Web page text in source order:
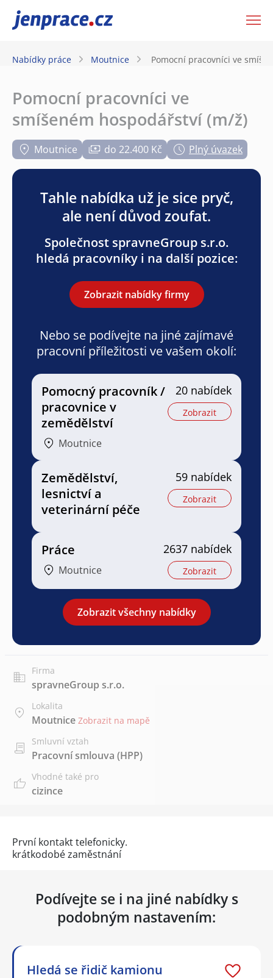
JenPráce.cz
Nabídky práce Moutnice Pomocní pracovníci ve
Pomocní pracovníci ve
smíšeném hospodářství (m/ž)
Moutnice do 22.400 Kč Plný úvazek
Tahle nabídka už je sice pryč,
ale není důvod zoufat.
Společnost spravneGroup s.r.o.
hledá pracovníky i na další pozice:
Zobrazit nabídky firmy
Nebo se podívejte na jiné zajímavé
pracovní příležitosti ve vašem okolí:
Pomocný pracovník /
pracovnice v
zemědělství
Moutnice
20 nabídek
Zobrazit
Zemědělství,
lesnictví a
veterinární péče
59 nabídek
Zobrazit
Práce
Moutnice
2637 nabídek
Zobrazit
Zobrazit všechny nabídky
Firma
spravneGroup s.r.o.
Lokalita
Moutnice Zobrazit na mapě
Smluvní vztah
Pracovní smlouva (HPP)
Vhodné také pro
cizince
První kontakt telefonicky.
krátkodobé zaměstnání
Podívejte se i na jiné nabídky s
podobným nastavením:
Hledá se řidič kamionu